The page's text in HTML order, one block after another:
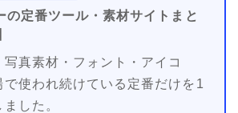
の定番ツール・素材サイトまと
真素材・フォント・アイコ
で使われ続けている定番だけを1
した。